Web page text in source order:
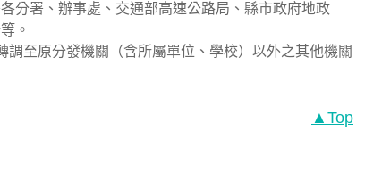
分署、辦事處、交通部高速公路局、縣市政府地政
。
至原分發機關（含所屬單位、學校）以外之其他機關
▲Top